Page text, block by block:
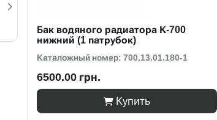
Бак водяного радиатора К-700
нижний (1 патрубок)
Каталожный номер: 700.13.01.180-1
6500.00 грн.
Купить